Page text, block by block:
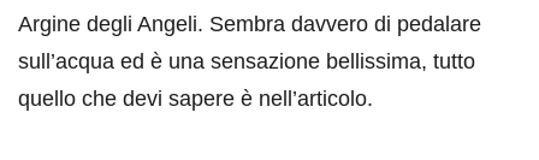
Argine degli Angeli. Sembra davvero di pedalare
sull’acqua ed è una sensazione bellissima, tutto
quello che devi sapere è nell’articolo.